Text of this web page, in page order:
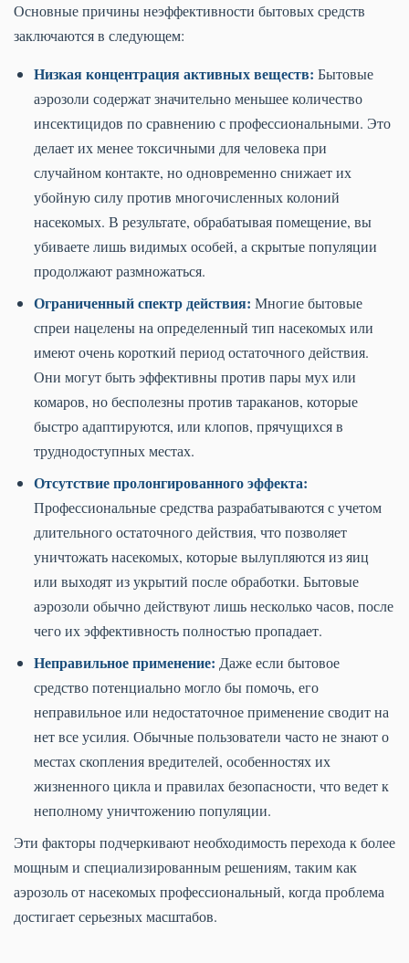
Основные причины неэффективности бытовых средств
заключаются в следующем:
Низкая концентрация активных веществ: Бытовые
аэрозоли содержат значительно меньшее количество
инсектицидов по сравнению с профессиональными. Это
делает их менее токсичными для человека при
случайном контакте, но одновременно снижает их
убойную силу против многочисленных колоний
насекомых. В результате, обрабатывая помещение, вы
убиваете лишь видимых особей, а скрытые популяции
продолжают размножаться.
Ограниченный спектр действия: Многие бытовые
спреи нацелены на определенный тип насекомых или
имеют очень короткий период остаточного действия.
Они могут быть эффективны против пары мух или
комаров, но бесполезны против тараканов, которые
быстро адаптируются, или клопов, прячущихся в
труднодоступных местах.
Отсутствие пролонгированного эффекта:
Профессиональные средства разрабатываются с учетом
длительного остаточного действия, что позволяет
уничтожать насекомых, которые вылупляются из яиц
или выходят из укрытий после обработки. Бытовые
аэрозоли обычно действуют лишь несколько часов, после
чего их эффективность полностью пропадает.
Неправильное применение: Даже если бытовое
средство потенциально могло бы помочь, его
неправильное или недостаточное применение сводит на
нет все усилия. Обычные пользователи часто не знают о
местах скопления вредителей, особенностях их
жизненного цикла и правилах безопасности, что ведет к
неполному уничтожению популяции.
Эти факторы подчеркивают необходимость перехода к более
мощным и специализированным решениям, таким как
аэрозоль от насекомых профессиональный, когда проблема
достигает серьезных масштабов.